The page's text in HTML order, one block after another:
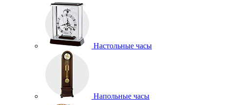
Настольные часы
Напольные часы